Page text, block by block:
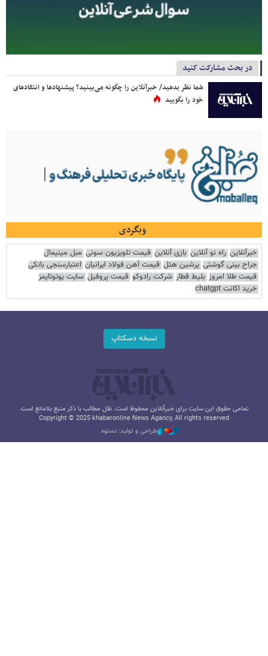
در بحث مشارکت کنید
شما نظر بدهید/ خبرآنلاین را چگونه می‌بینید؟ پیشنهادها و انتقادهای
خود را بگویید
وبگردی
خبرآنلاین راه نو آنلاین بازی آنلاین قیمت تلویزیون سونی مبل مینیمال
جراح بینی گوشتی پرشین هتل قیمت آهن فولاد ایرانیان اعتبارسنجی بانکی
قیمت طلا امروز بلیط قطار شرکت رادوکو قیمت پروفیل سایت یوتوتایمز
خرید اکانت chatgpt
نسخه دسکتاپ
تمامی حقوق این سایت برای خبرآنلاین محفوظ است. نقل مطالب با ذکر منبع بلامانع است.
Copyright © 2025 khabaronline News Agancy, All rights reserved
طراحی و تولید: نستوه